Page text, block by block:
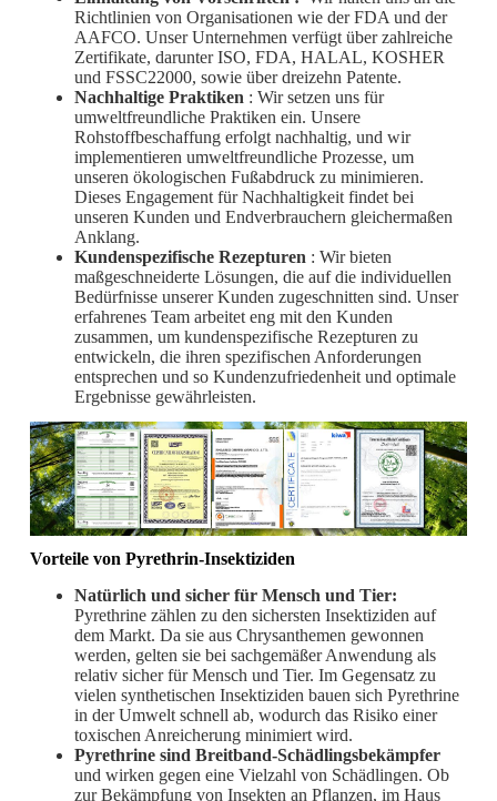
Richtlinien von Organisationen wie der FDA und der
AAFCO. Unser Unternehmen verfügt über zahlreiche
Zertifikate, darunter ISO, FDA, HALAL, KOSHER
und FSSC22000, sowie über dreizehn Patente.
Nachhaltige Praktiken : Wir setzen uns für
umweltfreundliche Praktiken ein. Unsere
Rohstoffbeschaffung erfolgt nachhaltig, und wir
implementieren umweltfreundliche Prozesse, um
unseren ökologischen Fußabdruck zu minimieren.
Dieses Engagement für Nachhaltigkeit findet bei
unseren Kunden und Endverbrauchern gleichermaßen
Anklang.
Kundenspezifische Rezepturen : Wir bieten
maßgeschneiderte Lösungen, die auf die individuellen
Bedürfnisse unserer Kunden zugeschnitten sind. Unser
erfahrenes Team arbeitet eng mit den Kunden
zusammen, um kundenspezifische Rezepturen zu
entwickeln, die ihren spezifischen Anforderungen
entsprechen und so Kundenzufriedenheit und optimale
Ergebnisse gewährleisten.
Vorteile von Pyrethrin-Insektiziden
Natürlich und sicher für Mensch und Tier:
Pyrethrine zählen zu den sichersten Insektiziden auf
dem Markt. Da sie aus Chrysanthemen gewonnen
werden, gelten sie bei sachgemäßer Anwendung als
relativ sicher für Mensch und Tier. Im Gegensatz zu
vielen synthetischen Insektiziden bauen sich Pyrethrine
in der Umwelt schnell ab, wodurch das Risiko einer
toxischen Anreicherung minimiert wird.
Pyrethrine sind Breitband-Schädlingsbekämpfer
und wirken gegen eine Vielzahl von Schädlingen. Ob
zur Bekämpfung von Insekten an Pflanzen, im Haus